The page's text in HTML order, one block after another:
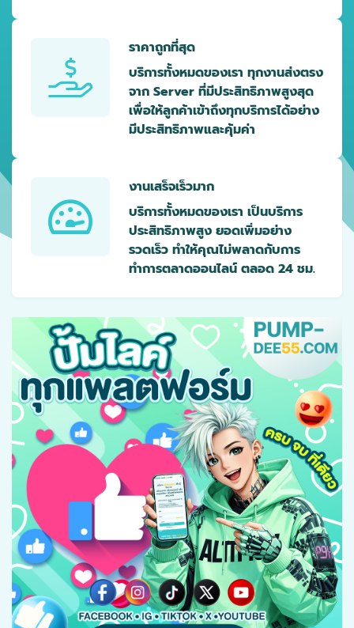
ราคาถูกที่สุด
บริการทั้งหมดของเรา ทุกงานส่งตรง
จาก Server ที่มีประสิทธิภาพสูงสุด
เพื่อให้ลูกค้าเข้าถึงทุกบริการได้อย่าง
มีประสิทธิภาพและคุ้มค่า
งานเสร็จเร็วมาก
บริการทั้งหมดของเรา เป็นบริการ
ประสิทธิภาพสูง ยอดเพิ่มอย่าง
รวดเร็ว ทำให้คุณไม่พลาดกับการ
ทำการตลาดออนไลน์ ตลอด 24 ชม.